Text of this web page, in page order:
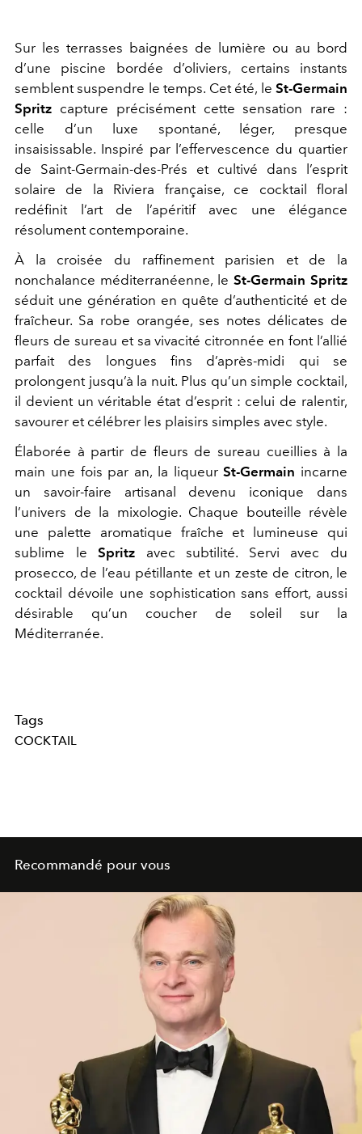
Sur les terrasses baignées de lumière ou au bord
d’une piscine bordée d’oliviers, certains instants
semblent suspendre le temps. Cet été, le St-Germain
Spritz capture précisément cette sensation rare :
celle d’un luxe spontané, léger, presque
insaisissable. Inspiré par l’effervescence du quartier
de Saint-Germain-des-Prés et cultivé dans l’esprit
solaire de la Riviera française, ce cocktail floral
redéfinit l’art de l’apéritif avec une élégance
résolument contemporaine.
À la croisée du raffinement parisien et de la
nonchalance méditerranéenne, le St-Germain Spritz
séduit une génération en quête d’authenticité et de
fraîcheur. Sa robe orangée, ses notes délicates de
fleurs de sureau et sa vivacité citronnée en font l’allié
parfait des longues fins d’après-midi qui se
prolongent jusqu’à la nuit. Plus qu’un simple cocktail,
il devient un véritable état d’esprit : celui de ralentir,
savourer et célébrer les plaisirs simples avec style.
Élaborée à partir de fleurs de sureau cueillies à la
main une fois par an, la liqueurSt-Germain incarne
un savoir-faire artisanal devenu iconique dans
l’univers de la mixologie. Chaque bouteille révèle
une palette aromatique fraîche et lumineuse qui
sublime leSpritz avec subtilité. Servi avec du
prosecco, de l’eau pétillante et un zeste de citron, le
cocktail dévoile une sophistication sans effort, aussi
désirable qu’un coucher de soleil sur la
Méditerranée.
Tags
COCKTAIL
Recommandé pour vous